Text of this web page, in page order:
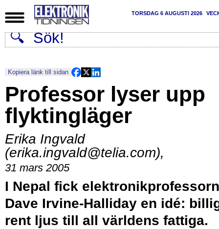
TORSDAG 6 AUGUSTI 2026
Kopiera länk till sidan
Professor lyser upp
flyktingläger
Erika Ingvald
(erika.ingvald@telia.com),
31 mars 2005
I Nepal fick elektronikprofessorn
Dave Irvine-Halliday en idé:
rent ljus till all världens fattiga.